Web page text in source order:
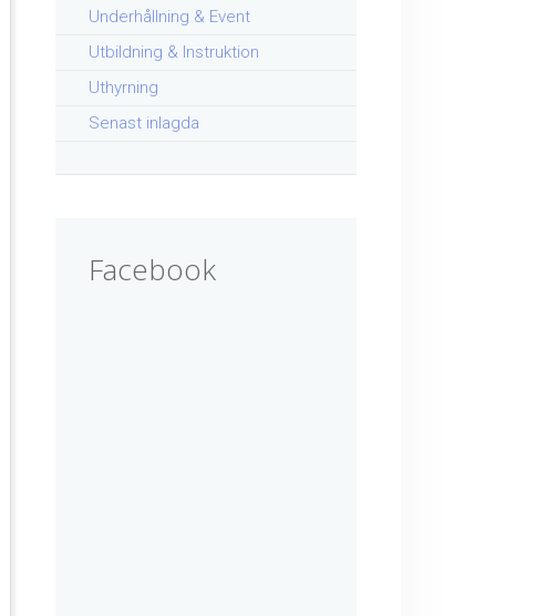
Underhållning & Event
Utbildning & Instruktion
Uthyrning
Senast inlagda
Facebook